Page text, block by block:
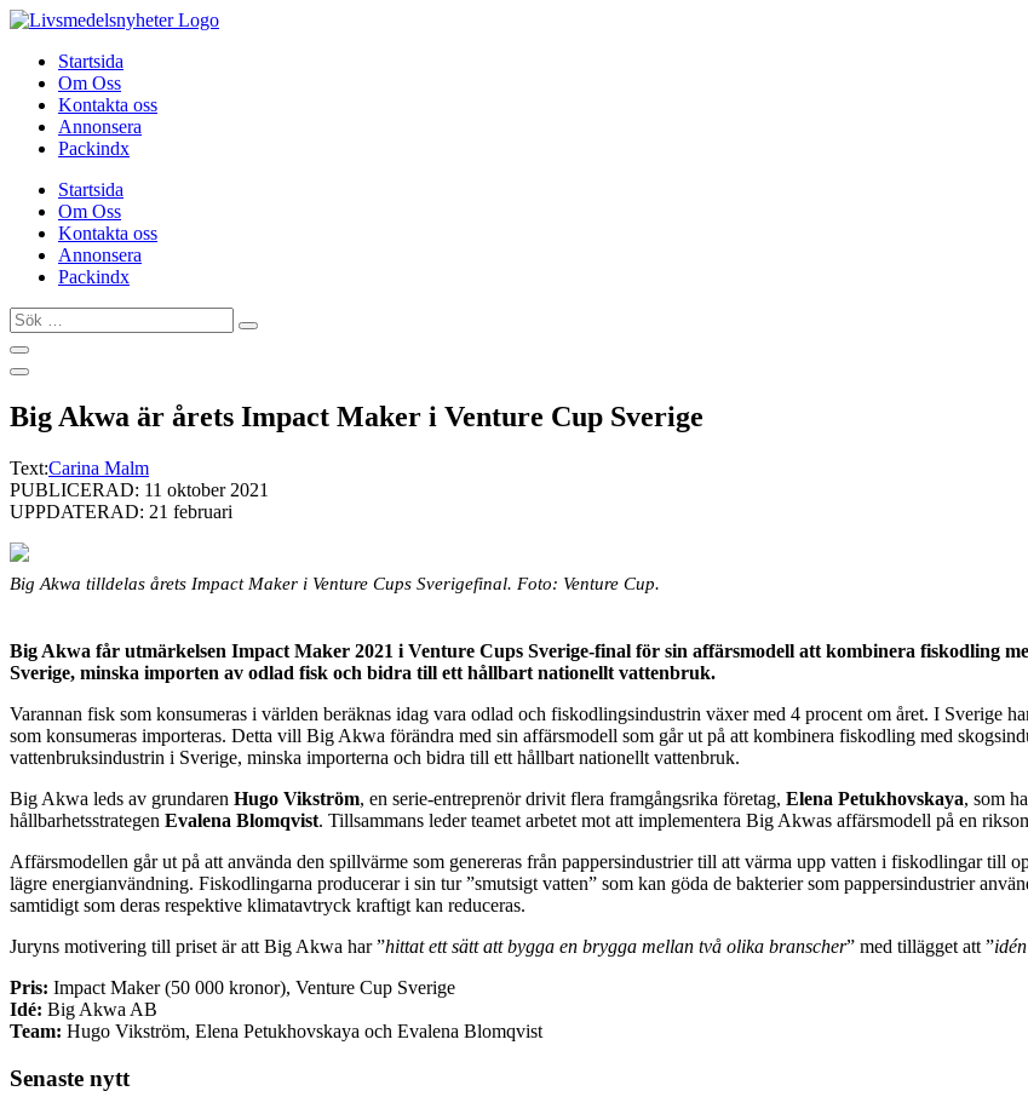
Hoppa
innehållStartsida
Om Oss
Kontakta oss
Annonsera
Packindx
Startsida
Om Oss
Kontakta oss
Annonsera
Packindx
Sök
…
Big Akwa är årets Impact Maker i Venture Cup Sverige
Text:Carina Malm
PUBLICERAD: 11 oktober 2021
UPPDATERAD: 21 februari
Big Akwa tilldelas årets Impact Maker i Venture Cups Sverigefinal. Foto: Venture Cup.
Big Akwa får utmärkelsen Impact Maker 2021 i Venture Cups Sverige-final för sin affärsmodell att kombinera fiskodling
Sverige, minska importen av odlad fisk och bidra till ett hållbart nationellt vattenbruk.
Varannan fisk som konsumeras i världen beräknas idag vara odlad och fiskodlingsindustrin växer med 4 procent om året. I Sverige
som konsumeras importeras. Detta vill Big Akwa förändra med sin affärsmodell som går ut på att kombinera fiskodling med
vattenbruksindustrin i Sverige, minska importerna och bidra till ett hållbart nationellt vattenbruk.
Big Akwa leds av grundaren Hugo Vikström, en serie-entreprenör drivit flera framgångsrika företag, Elena Petukhovskaya, som
hållbarhetsstrategen Evalena Blomqvist. Tillsammans leder teamet arbetet mot att implementera Big Akwas affärsmodell på en
Affärsmodellen går ut på att använda den spillvärme som genereras från pappersindustrier till att värma upp vatten i fiskodlingar till
lägre energianvändning. Fiskodlingarna producerar i sin tur ”smutsigt vatten” som kan göda de bakterier som pappersindustrier
samtidigt som deras respektive klimatavtryck kraftigt kan reduceras.
Juryns motivering till priset är att Big Akwa har ”hittat ett sätt att bygga en brygga mellan två olika branscher” med tillägget att ”
Pris: Impact Maker (50 000 kronor), Venture Cup Sverige
Idé: Big Akwa AB
Team: Hugo Vikström, Elena Petukhovskaya och Evalena Blomqvist
Senaste nytt